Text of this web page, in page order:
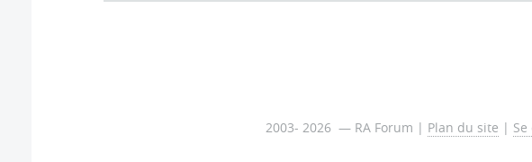
2003- 2026 — RA Forum | Plan du site |